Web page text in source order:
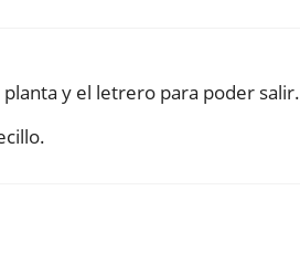
y el letrero para poder salir.